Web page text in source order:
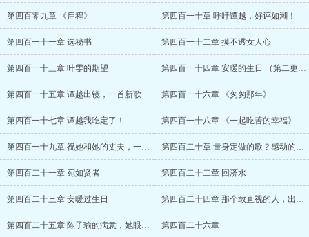
第四百零九章 《启程》 第四百一十章 呼吁谭越，好评如潮！
第四百一十一章 选秘书 第四百一十二章 摸不透女人心
第四百一十三章 叶雯的期望 第四百一十四章 安暖的生日 （第二更，五
第四百一十五章 谭越出镜，一首新歌 第四百一十六章 《匆匆那年》
第四百一十七章 谭越我吃定了！ 第四百一十八章 《一起吃苦的幸福》
第四百一十九章 祝她和她的丈夫，一直幸福 第四百二十章 量身定做的歌？感动的夫妇！
第四百二十一章 宛如贤者 第四百二十二章 回济水
第四百二十三章 安暖过生日 第四百二十四章 那个敢直视的人，出现了
第四百二十五章 陈子瑜的满意，她眼中有光 第四百二十六章